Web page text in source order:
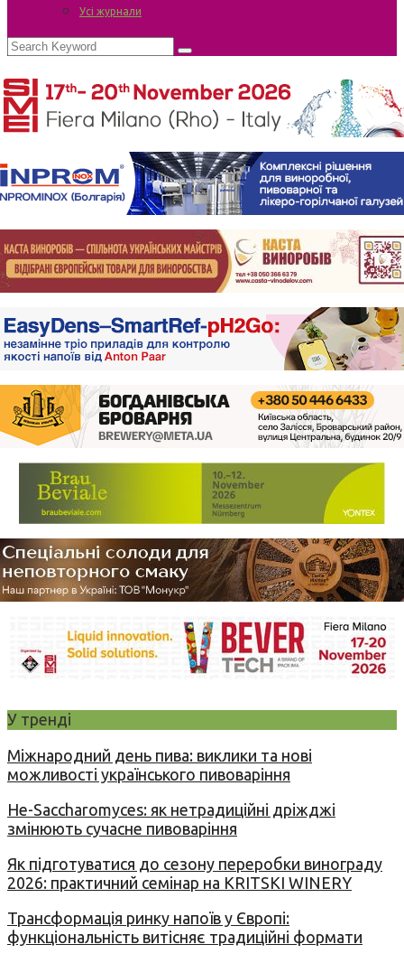
Усі журнали
У тренді
Міжнародний день пива: виклики та нові
можливості українського пивоваріння
Не-Saccharomyces: як нетрадиційні дріжджі
змінюють сучасне пивоваріння
Як підготуватися до сезону переробки винограду
2026: практичний семінар на KRITSKI WINERY
Трансформація ринку напоїв у Європі:
функціональність витісняє традиційні формати